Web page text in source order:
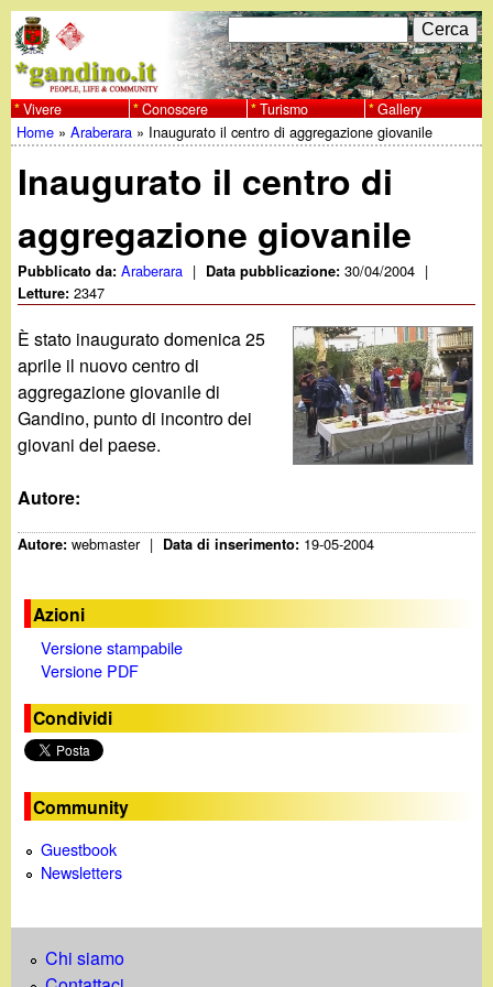
al
contenuto
principale
w
w
w
.
g
a
n
d
i
n
F
o
r
m
d
i
r
i
e
a
C
e
r
c
a
Vivere Conoscere Turismo Gallery
Tu
sei
qui
Home »Araberara » Inaugurato il centro di aggregazione giovanile
Inaugurato il centro di
aggregazione giovanile
Pubblicato da:Araberara | Data pubblicazione:30/04/2004 |
Letture:2347
È stato inaugurato domenica 25
aprile il nuovo centro di
aggregazione giovanile di
Gandino, punto di incontro dei
giovani del paese.
Autore:
Autore:webmaster | Data di inserimento: 19-05-2004
Azioni
Versione stampabile
Versione PDF
Condividi
Community
Guestbook
Newsletters
Chi siamo